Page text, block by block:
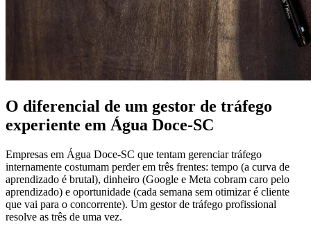
O diferencial de um gestor de tráfego
experiente em Água Doce-SC
Empresas em Água Doce-SC que tentam gerenciar tráfego
internamente costumam perder em três frentes: tempo (a curva de
aprendizado é brutal), dinheiro (Google e Meta cobram caro pelo
aprendizado) e oportunidade (cada semana sem otimizar é cliente
que vai para o concorrente). Um gestor de tráfego profissional
resolve as três de uma vez.